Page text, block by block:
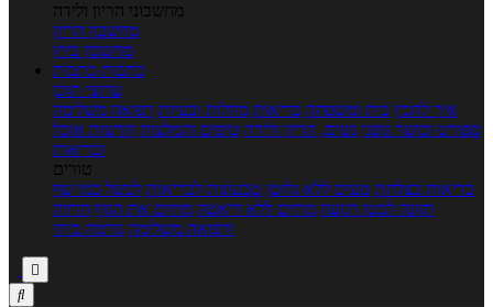
מחשבוני הריון ולידה
מחשבון הריון
מחשבון ביוץ
כתבות כתבות
ערוצי תוכן
איך להכין בית ומשפחה בריאות מחלות ובעיות רפואה משלימה
ספורט וכושר גופני נשים, הריון ולידה טיפים והמלצות חדשות אוכל
ובריאות
טורים
בריאות בצלחת טעים ללא גלוטן טבעונות לבריאות לבשל כמו שף
תזונה לבטן רגועה מרזים ללא דיאטה מזיזים את הגוף הרזיה
ורפואה משלימה גורמה ביתי

